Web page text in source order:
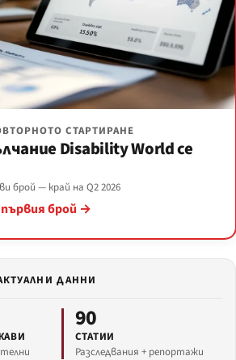
СТАРТИРАНЕ
Disability World се
брой — край на Q2 2026
брой →
ДАННИ
90
СТАТИИ
Разследвания + репортажи